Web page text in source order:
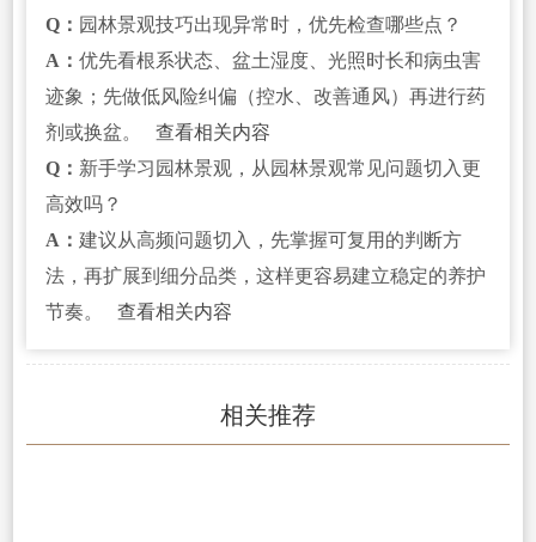
Q： 园林景观技巧出现异常时，优先检查哪些点？
A： 优先看根系状态、盆土湿度、光照时长和病虫害
迹象；先做低风险纠偏（控水、改善通风）再进行药
剂或换盆。
查看相关内容
Q： 新手学习园林景观，从园林景观常见问题切入更
高效吗？
A： 建议从高频问题切入，先掌握可复用的判断方
法，再扩展到细分品类，这样更容易建立稳定的养护
节奏。
查看相关内容
相关推荐